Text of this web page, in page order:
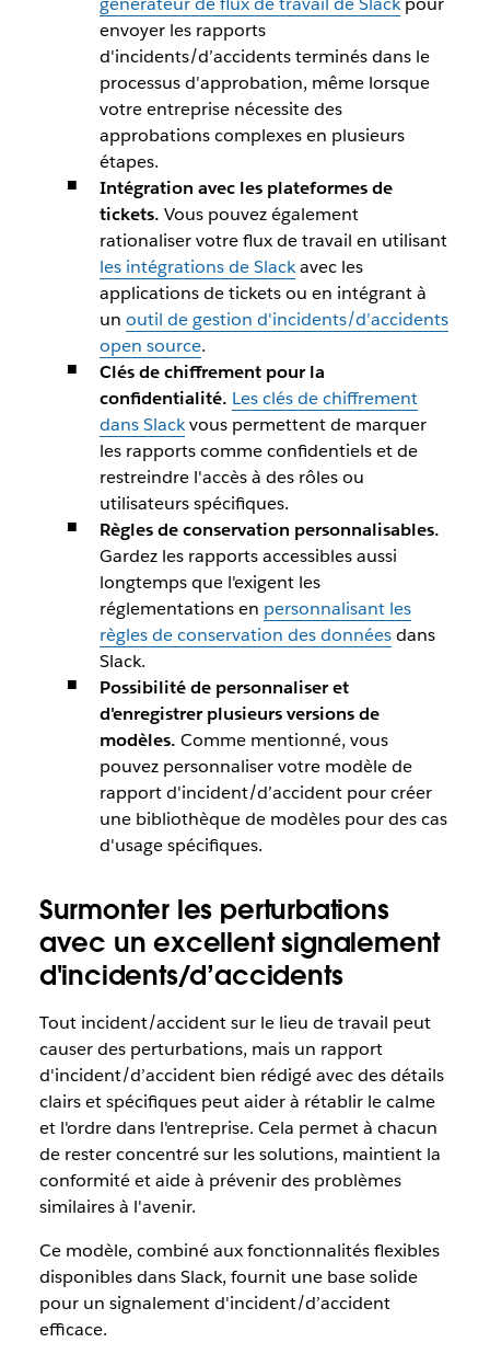
envoyer les rapports
d'incidents/d’accidents terminés dans le
processus d'approbation, même lorsque
votre entreprise nécessite des
approbations complexes en plusieurs
étapes.
Intégration avec les plateformes de
tickets. Vous pouvez également
rationaliser votre flux de travail en utilisant
les intégrations de Slackavec les
applications de tickets ou en intégrant à
un outil de gestion d'incidents/d’accidents
open source.
Clés de chiffrement pour la
confidentialité. Les clés de chiffrement
dans Slackvous permettent de marquer
les rapports comme confidentiels et de
restreindre l'accès à des rôles ou
utilisateurs spécifiques.
Règles de conservation personnalisables.
Gardez les rapports accessibles aussi
longtemps que l'exigent les
réglementations en personnalisant les
règles de conservation des donnéesdans
Slack.
Possibilité de personnaliser et
d'enregistrer plusieurs versions de
modèles. Comme mentionné, vous
pouvez personnaliser votre modèle de
rapport d'incident/d’accident pour créer
une bibliothèque de modèles pour des cas
d'usage spécifiques.
Surmonter les perturbations
avec un excellent signalement
d'incidents/d’accidents
Tout incident/accident sur le lieu de travail peut
causer des perturbations, mais un rapport
d'incident/d’accident bien rédigé avec des détails
clairs et spécifiques peut aider à rétablir le calme
et l'ordre dans l'entreprise. Cela permet à chacun
de rester concentré sur les solutions, maintient la
conformité et aide à prévenir des problèmes
similaires à l'avenir.
Ce modèle, combiné aux fonctionnalités flexibles
disponibles dans Slack, fournit une base solide
pour un signalement d'incident/d’accident
efficace.